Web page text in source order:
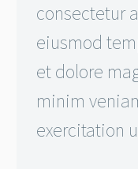
consectetur
eiusmod
et dolore
minim
exercitation